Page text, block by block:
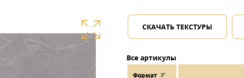
СКАЧАТЬ ТЕКСТУРЫ
Все артикулы
Формат